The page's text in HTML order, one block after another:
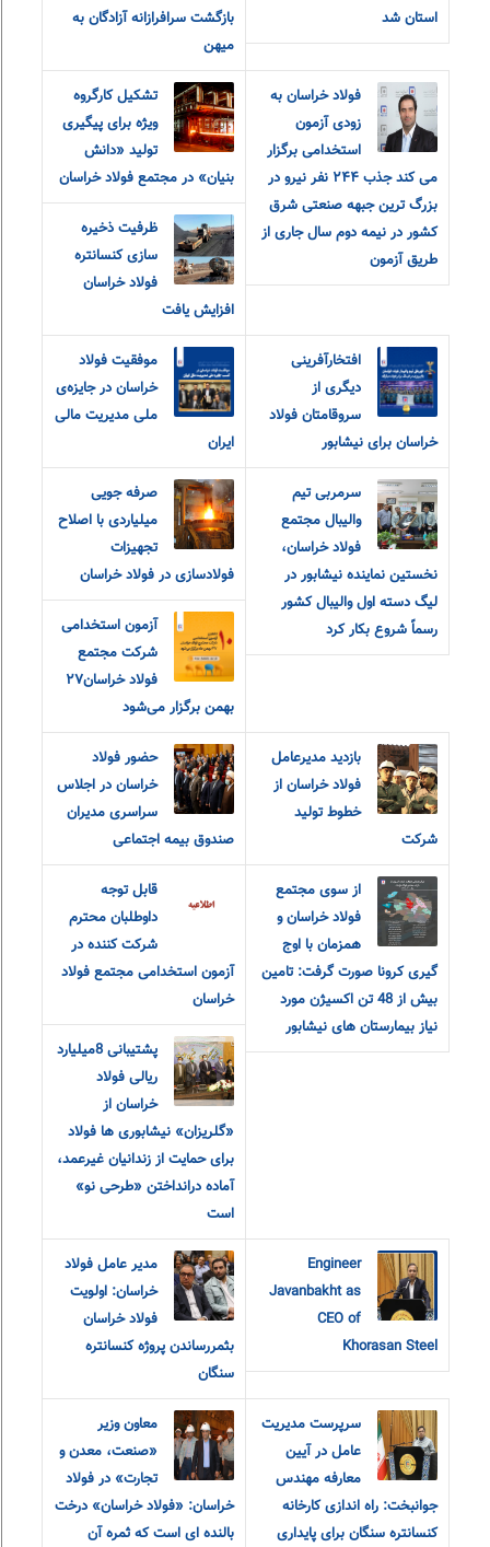
استان شد
بازگشت سرافرازانه آزادگان به
میهن
فولاد خراسان به
زودی آزمون
استخدامی برگزار
می کند جذب ٢۴۴ نفر نیرو در
بزرگ ترین جبهه صنعتی شرق
کشور در نیمه دوم سال جاری از
طریق آزمون
تشکیل کارگروه
ویژه برای پیگیری
تولید «دانش
بنیان» در مجتمع فولاد خراسان
ظرفیت ذخیره
سازی کنسانتره
فولاد خراسان
افزایش یافت
افتخارآفرینی
دیگری از
سروقامتان فولاد
خراسان برای نیشابور
موفقیت فولاد
خراسان در جایزه‌ی
ملی مدیریت مالی
ایران
سرمربی تیم
والیبال مجتمع
فولاد خراسان،
نخستین نماینده نیشابور در
لیگ دسته اول والیبال کشور
رسماً شروع بکار کرد
صرفه جویی
میلیاردی با اصلاح
تجهیزات
فولادسازی در فولاد خراسان
آزمون استخدامی
شرکت مجتمع
فولاد خراسان۲۷
بهمن برگزار می‌شود
بازدید مدیرعامل
فولاد خراسان از
خطوط تولید
شرکت
حضور فولاد
خراسان در اجلاس
سراسری مدیران
صندوق بیمه اجتماعی
از سوی مجتمع
فولاد خراسان و
همزمان با اوج
گیری کرونا صورت گرفت: تامین
بیش از 48 تن اکسیژن مورد
نیاز بیمارستان های نیشابور
قابل توجه
داوطلبان محترم
شرکت کننده در
آزمون استخدامی مجتمع فولاد
خراسان
پشتیبانی 8میلیارد
ریالی فولاد
خراسان از
«گلریزان» نیشابوری ها فولاد
برای حمایت از زندانیان غیرعمد،
آماده درانداختن «طرحی نو»
است
Engineer
Javanbakht as
CEO of
Khorasan Steel
مدیر عامل فولاد
خراسان: اولویت
فولاد خراسان
بثمررساندن پروژه کنسانتره
سنگان
سرپرست مدیریت
عامل در آیین
معارفه مهندس
جوانبخت: راه اندازی کارخانه
کنسانتره سنگان برای پایداری
معاون وزیر
«صنعت، معدن و
تجارت» در فولاد
خراسان: «فولاد خراسان» درخت
بالنده ای است که ثمره آن